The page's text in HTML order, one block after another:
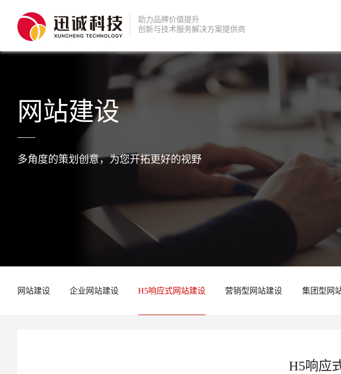
助力品牌价值提升
创新与技术服务解决方案提供商
网站建设
多角度的策划创意，为您开拓更好的视野
网站建设 企业网站建设 H5响应式网站建设 营销型网站建设 集团型网
H5响应